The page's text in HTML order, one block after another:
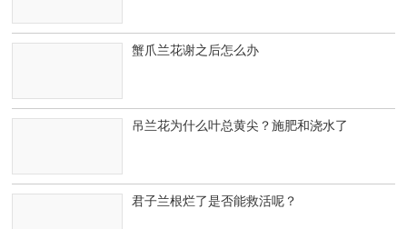
蟹爪兰花谢之后怎么办
吊兰花为什么叶总黄尖？施肥和浇水了
君子兰根烂了是否能救活呢？